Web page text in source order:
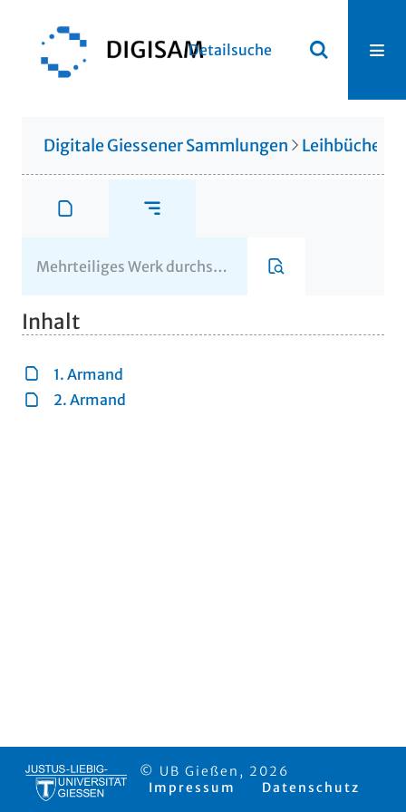
Detailsuche
Digitale Giessener Sammlungen
Inhalt
1. Armand
2. Armand
© UB Gießen, 2026
Impressum
Datenschutz